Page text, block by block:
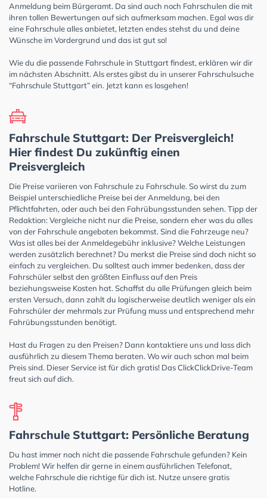
Anmeldung beim Bürgeramt. Da sind auch noch Fahrschulen die mit
ihren tollen Bewertungen auf sich aufmerksam machen. Egal was dir
eine Fahrschule alles anbietet, letzten endes stehst du und deine
Wünsche im Vordergrund und das ist gut so!
Wie du die passende Fahrschule in Stuttgart findest, erklären wir dir
im nächsten Abschnitt. Als erstes gibst du in unserer Fahrschulsuche
“Fahrschule Stuttgart” ein. Jetzt kann es losgehen!
Fahrschule Stuttgart: Der Preisvergleich!
Hier findest Du zukünftig einen
Preisvergleich
Die Preise variieren von Fahrschule zu Fahrschule. So wirst du zum
Beispiel unterschiedliche Preise bei der Anmeldung, bei den
Pflichtfahrten, oder auch bei den Fahrübungsstunden sehen. Tipp der
Redaktion: Vergleiche nicht nur die Preise, sondern eher was du alles
von der Fahrschule angeboten bekommst. Sind die Fahrzeuge neu?
Was ist alles bei der Anmeldegebühr inklusive? Welche Leistungen
werden zusätzlich berechnet? Du merkst die Preise sind doch nicht so
einfach zu vergleichen. Du solltest auch immer bedenken, dass der
Fahrschüler selbst den größten Einfluss auf den Preis
beziehungsweise Kosten hat. Schaffst du alle Prüfungen gleich beim
ersten Versuch, dann zahlt du logischerweise deutlich weniger als ein
Fahrschüler der mehrmals zur Prüfung muss und entsprechend mehr
Fahrübungsstunden benötigt.
Hast du Fragen zu den Preisen? Dann kontaktiere uns und lass dich
ausführlich zu diesem Thema beraten. Wo wir auch schon mal beim
Preis sind. Dieser Service ist für dich gratis! Das ClickClickDrive-Team
freut sich auf dich.
Fahrschule Stuttgart: Persönliche Beratung
Du hast immer noch nicht die passende Fahrschule gefunden? Kein
Problem! Wir helfen dir gerne in einem ausführlichen Telefonat,
welche Fahrschule die richtige für dich ist. Nutze unsere gratis
Hotline.